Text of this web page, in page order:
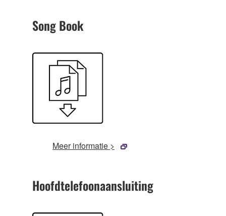
Song Book
Meer informatie >
Hoofdtelefoonaansluiting